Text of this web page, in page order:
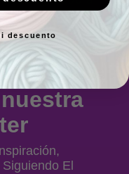
El
descuento